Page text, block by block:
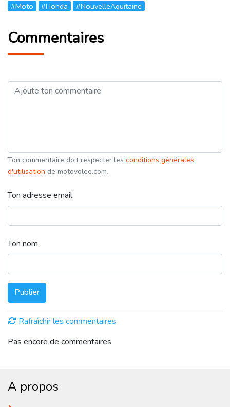
#Moto #Honda #NouvelleAquitaine
Commentaires
Ton commentaire doit respecter les conditions générales
d'utilisation de motovolee.com.
Ton adresse email
Ton nom
Publier
Rafraîchir les commentaires
Pas encore de commentaires
A propos